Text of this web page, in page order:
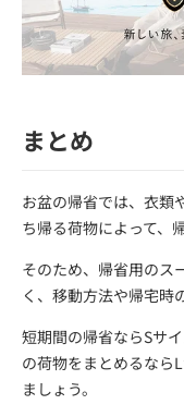
まとめ
お盆の帰省では、衣類
ち帰る荷物によって、
そのため、帰省用のス
く、移動方法や帰宅時
短期間の帰省ならSサ
の荷物をまとめるなら
ましょう。